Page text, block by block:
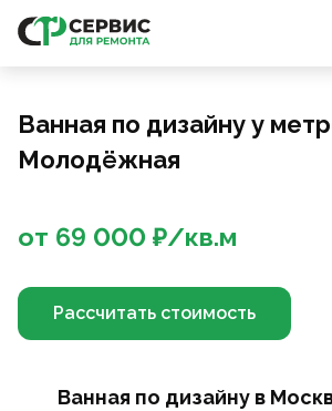
Ванная по дизайну у
Молодёжная
от 69 000 ₽/кв.м
Рассчитать стоимость
Ванная по дизайну в